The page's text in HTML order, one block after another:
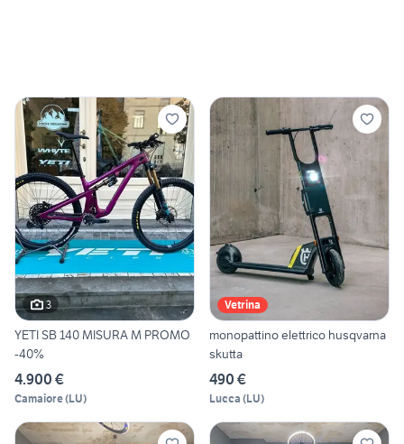
3
YETI SB 140 MISURA M PROMO
-40%
4.900 €
Camaiore(LU)
Vetrina
monopattino elettrico husqvarna
skutta
490 €
Lucca (LU)